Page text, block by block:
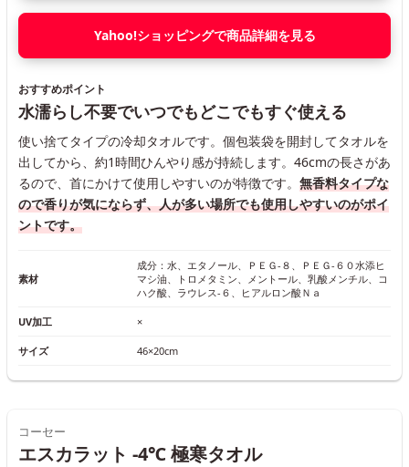
Yahoo!ショッピングで商品詳細を見る
おすすめポイント
水濡らし不要でいつでもどこでもすぐ使える
使い捨てタイプの冷却タオルです。個包装袋を開封してタオルを
出してから、約1時間ひんやり感が持続します。46cmの長さがあ
るので、首にかけて使用しやすいのが特徴です。 無香料タイプな
ので香りが気にならず、人が多い場所でも使用しやすいのがポイ
ントです。
素材
成分：水、エタノール、ＰＥＧ-８、ＰＥＧ-６０水添ヒ
マシ油、トロメタミン、メントール、乳酸メンチル、コ
ハク酸、ラウレス-６、ヒアルロン酸Ｎａ
UV加工 ×
サイズ 46×20cm
コーセー
エスカラット -4℃ 極寒タオル